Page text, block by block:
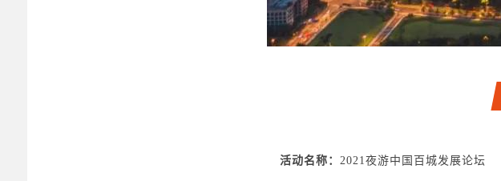
活动名称： 2021夜游中国百城发展论坛